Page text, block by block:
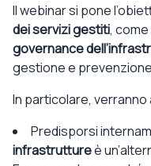
Il webinar si pone
dei servizi gestiti, come
governance
gestione e
In particolare,
Predisporsi
infrastruttureè